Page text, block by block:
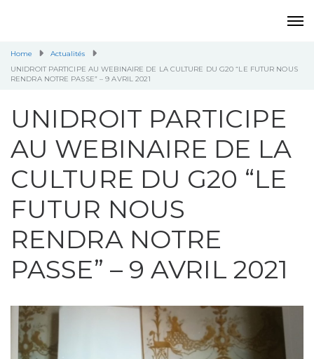
Home
Actualités
UNIDROIT PARTICIPE AU WEBINAIRE DE LA CULTURE DU G20 “LE FUTUR NOUS
RENDRA NOTRE PASSE” – 9 AVRIL 2021
UNIDROIT PARTICIPE
AU WEBINAIRE DE LA
CULTURE DU G20 “LE
FUTUR NOUS
RENDRA NOTRE
PASSE” – 9 AVRIL 2021